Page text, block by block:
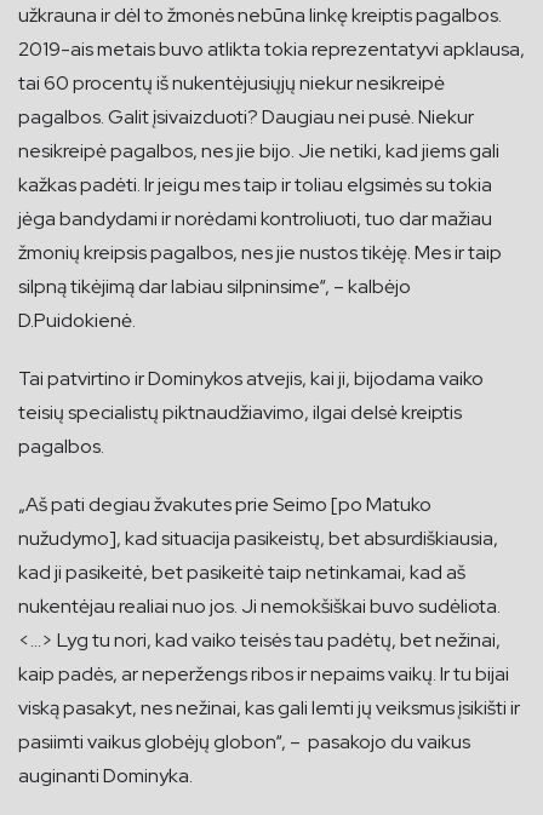
užkrauna ir dėl to žmonės nebūna linkę kreiptis pagalbos.
2019-ais metais buvo atlikta tokia reprezentatyvi apklausa,
tai 60 procentų iš nukentėjusiųjų niekur nesikreipė
pagalbos. Galit įsivaizduoti? Daugiau nei pusė. Niekur
nesikreipė pagalbos, nes jie bijo. Jie netiki, kad jiems gali
kažkas padėti. Ir jeigu mes taip ir toliau elgsimės su tokia
jėga bandydami ir norėdami kontroliuoti, tuo dar mažiau
žmonių kreipsis pagalbos, nes jie nustos tikėję. Mes ir taip
silpną tikėjimą dar labiau silpninsime“, – kalbėjo
D.Puidokienė.
Tai patvirtino ir Dominykos atvejis, kai ji, bijodama vaiko
teisių specialistų piktnaudžiavimo, ilgai delsė kreiptis
pagalbos.
„Aš pati degiau žvakutes prie Seimo [po Matuko
nužudymo], kad situacija pasikeistų, bet absurdiškiausia,
kad ji pasikeitė, bet pasikeitė taip netinkamai, kad aš
nukentėjau realiai nuo jos. Ji nemokšiškai buvo sudėliota.
<…> Lyg tu nori, kad vaiko teisės tau padėtų, bet nežinai,
kaip padės, ar neperžengs ribos ir nepaims vaikų. Ir tu bijai
viską pasakyt, nes nežinai, kas gali lemti jų veiksmus įsikišti ir
pasiimti vaikus globėjų globon“, – pasakojo du vaikus
auginanti Dominyka.